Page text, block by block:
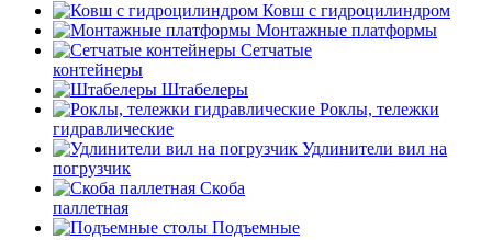
Ковш с гидроцилиндром
Монтажные платформы
Сетчатые
контейнеры
Штабелеры
Роклы, тележки
гидравлические
Удлинители вил на
погрузчик
Скоба
паллетная
Подъемные